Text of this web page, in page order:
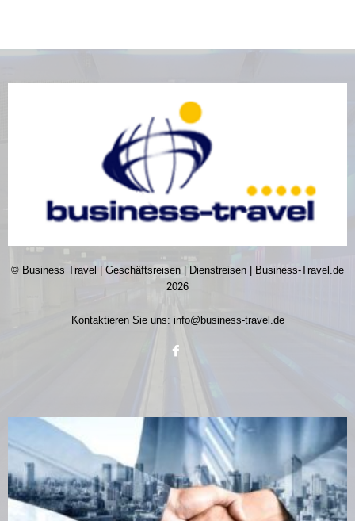
© Business Travel | Geschäftsreisen | Dienstreisen | Business-Travel.de
2026
Kontaktieren Sie uns: info@business-travel.de